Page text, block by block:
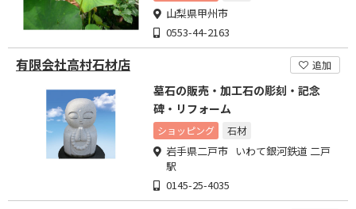
山梨県甲州市
0553-44-2163
有限会社高村石材店 追加
墓石の販売・加工石の彫刻・記念
碑・リフォーム
ショッピング 石材
岩手県二戸市 いわて銀河鉄道 二戸
駅
0145-25-4035